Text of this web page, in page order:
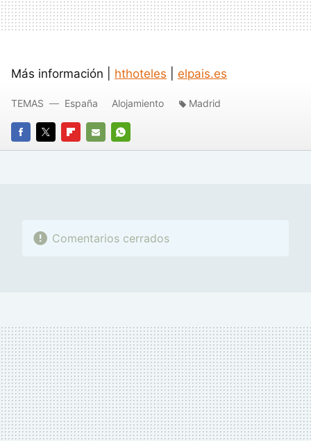
Más información | hthoteles elpais.es
FACEBOOK
TWITTERFLIPBOARD
E-
WHATSAPP
TEMAS España Alojamiento Madrid
Comentarios cerrados